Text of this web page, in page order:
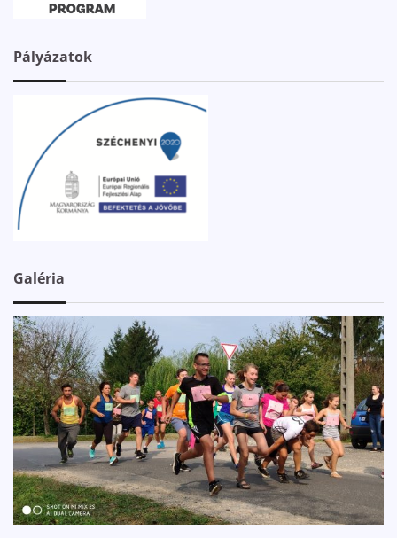
Pályázatok
Galéria